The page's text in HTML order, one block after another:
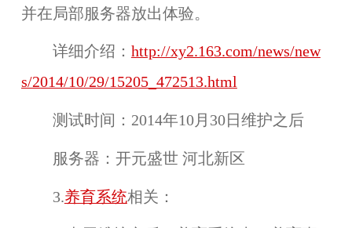
并在局部服务器放出体验。
详细介绍： http://xy2.163.com/news/new
s/2014/10/29/15205_472513.html
测试时间： 2014年10月30日维护之后
服务器： 开元盛世 河北新区
3.养育系统相关：